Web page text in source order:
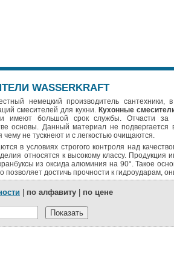
WASSERKRAFT
немецкий производитель сантехники,
смесителей для кухни. Кухонные
имеют большой срок службы. Отчасти за
основы. Данный материал не
чему не тускнеют и с легкостью очищаются.
в условиях строгого контроля над
относятся к высокому классу.
из оксида алюминия на 90°. Такое
позволяет достичь прочности к гидроударам,
по алфавиту по цене